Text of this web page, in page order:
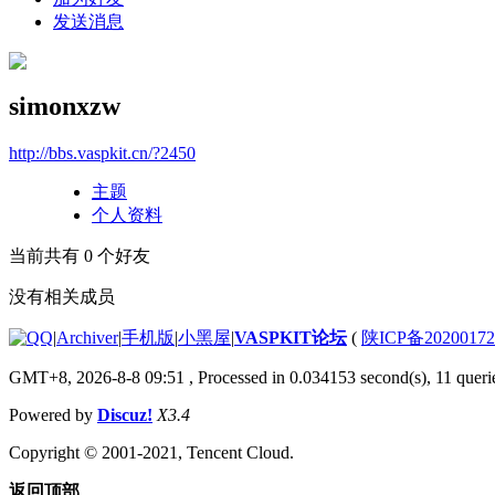
发送消息
simonxzw
http://bbs.vaspkit.cn/?2450
主题
个人资料
当前共有 0 个好友
没有相关成员
|Archiver|手机版|小黑屋|VASPKIT论坛( 陕ICP备
GMT+8, 2026-8-8 09:51 , Processed in 0.034153 second(s), 11
Powered by Discuz! X3.4
Copyright © 2001-2021, Tencent Cloud.
返回顶部